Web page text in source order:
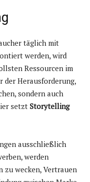
täglich mit
werden, wird
Ressourcen im
der Herausforderung,
sondern auch
setzt Storytelling
ausschließlich
werden
zu wecken, Vertrauen